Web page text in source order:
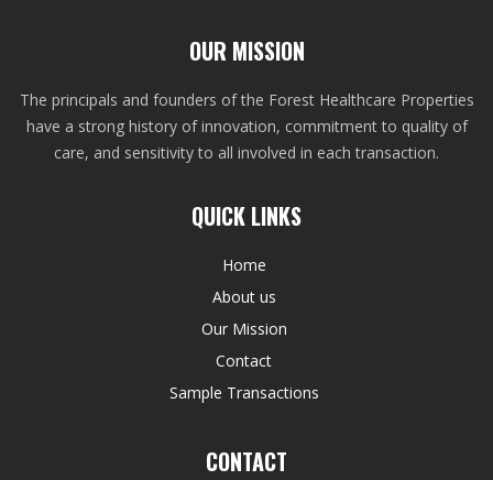
OUR MISSION
The principals and founders of the Forest Healthcare Properties
have a strong history of innovation, commitment to quality of
care, and sensitivity to all involved in each transaction.
QUICK LINKS
Home
About us
Our Mission
Contact
Sample Transactions
CONTACT